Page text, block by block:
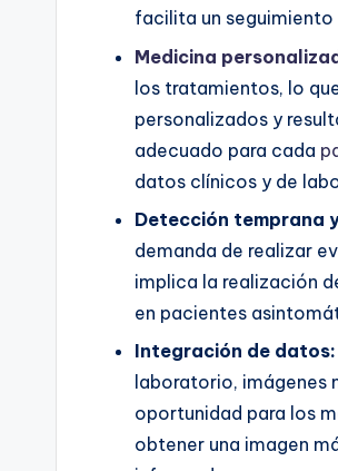
facilita un
Medicina
los tratamientos, lo
personalizados y
adecuado para cada
datos clínicos y de
Detección temprana
demanda de realizar
implica la realización
en pacientes
Integración de datos:
laboratorio, imágenes
oportunidad para los
obtener una imagen